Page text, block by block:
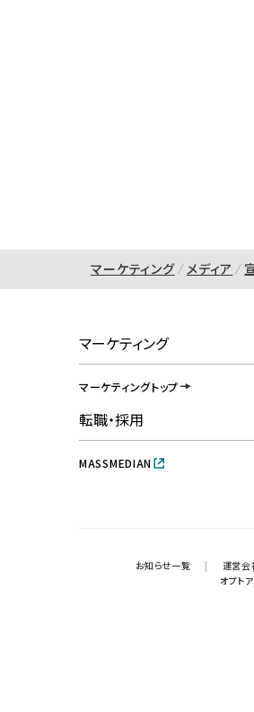
マーケティング メディア
マーケティング
マーケティングトップ
転職・採用
MASSMEDIAN
お知らせ一覧 | 運営会
オプト